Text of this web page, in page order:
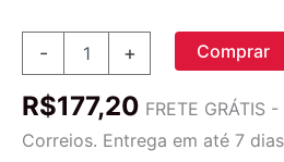
-
200
com
+ Comprar
R$177,20 FRETE GRÁTIS
Correios. Entrega em até 7